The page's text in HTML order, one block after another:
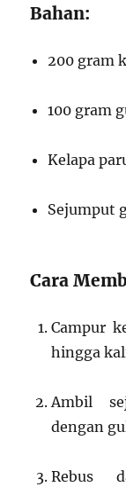
Bahan:
200 gram
100 gram
Kelapa
Sejumput
Cara
Campur
hingga
Ambil
dengan
Rebus